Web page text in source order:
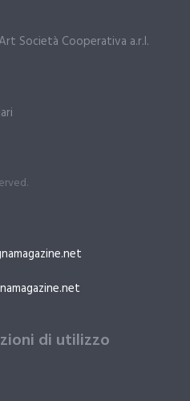
Società Cooperativa a.r.l.
di utilizzo